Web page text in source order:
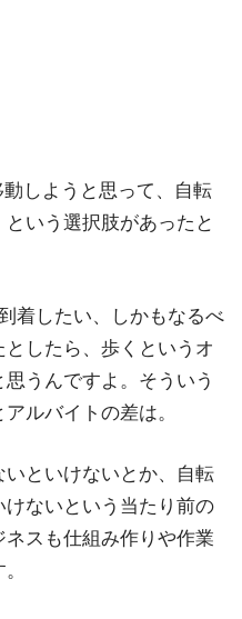
しようと思って、自転
いう選択肢があったと
着したい、しかもなるべ
したら、歩くというオ
うんですよ。そういう
ルバイトの差は。
といけないとか、自転
ないという当たり前の
スも仕組み作りや作業